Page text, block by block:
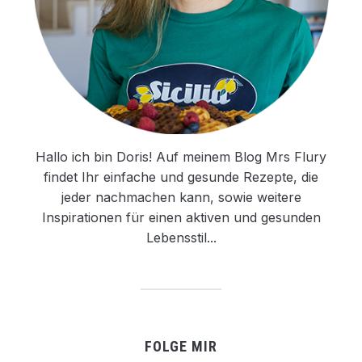
Hallo ich bin Doris! Auf meinem Blog Mrs Flury
findet Ihr einfache und gesunde Rezepte, die
jeder nachmachen kann, sowie weitere
Inspirationen für einen aktiven und gesunden
Lebensstil...
FOLGE MIR